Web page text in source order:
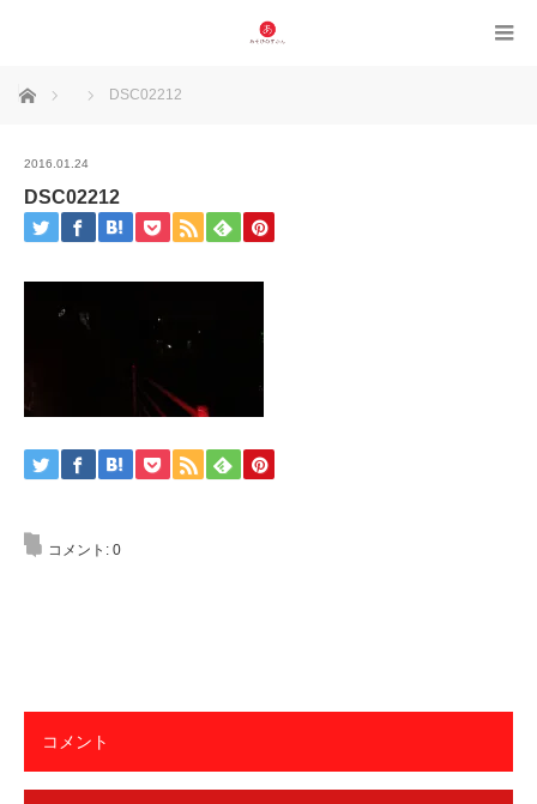
ホーム DSC02212
2016.01.24
DSC02212
コメント: 0
コメント